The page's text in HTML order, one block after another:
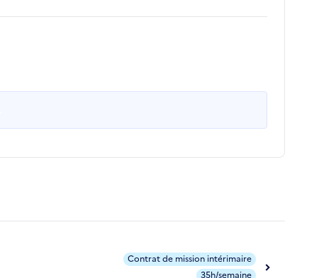
Contrat de mission intérimaire
35h/semaine